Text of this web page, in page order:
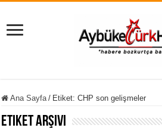
Ana Sayfa / Etiket:CHP son gelişmeler
Etiket Arşivi